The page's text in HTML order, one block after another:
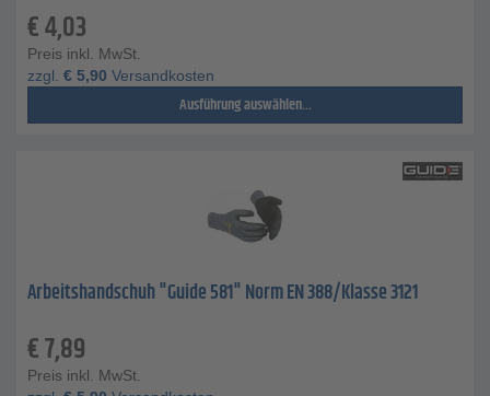
€4,03
Preis inkl. MwSt.
zzgl. € 5,90 Versandkosten
Ausführung auswählen...
Arbeitshandschuh "Guide 581" Norm EN 388/Klasse 3121
€7,89
Preis inkl. MwSt.